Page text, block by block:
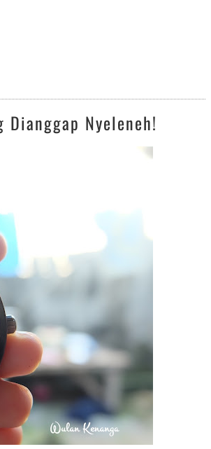
Nyeleneh!